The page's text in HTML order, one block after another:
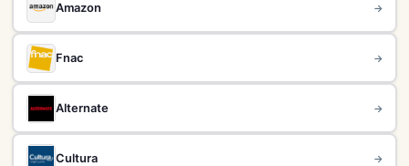
Amazon →
Fnac →
Alternate →
Cultura →